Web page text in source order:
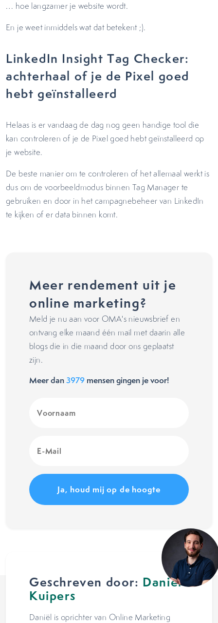
… hoe langzamer je website wordt.
En je weet inmiddels wat dat betekent ;).
LinkedIn Insight Tag Checker:
achterhaal of je de Pixel goed
hebt geïnstalleerd
Helaas is er vandaag de dag nog geen handige tool die
kan controleren of je de Pixel goed hebt geïnstalleerd op
je website.
De beste manier om te controleren of het allemaal werkt is
dus om de voorbeeldmodus binnen Tag Manager te
gebruiken en door in het campagnebeheer van LinkedIn
te kijken of er data binnen komt.
Meer rendement uit je
online marketing?
Meld je nu aan voor OMA's nieuwsbrief en
ontvang elke maand één mail met daarin alle
blogs die in die maand door ons geplaatst
zijn.
Meer dan3979 mensen gingen je voor!
(Vereist)
Mail
Geschreven door: Daniël
Kuipers
Daniël is oprichter van Online Marketing